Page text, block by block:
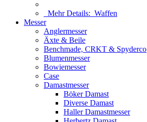
Mehr Details: Waffen
Messer
Anglermesser
Äxte & Beile
Benchmade, CRKT & Spyderco
Blumenmesser
Bowiemesser
Case
Damastmesser
Böker Damast
Diverse Damast
Haller Damastmesser